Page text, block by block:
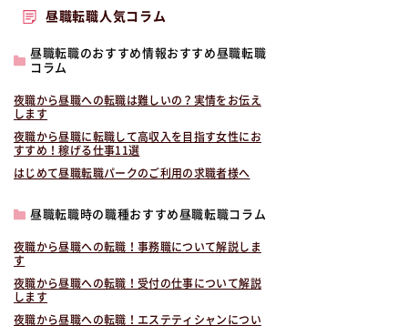
昼職転職人気コラム
昼職転職のおすすめ情報おすすめ昼職転職
コラム
夜職から昼職への転職は難しいの？実情をお伝え
します
夜職から昼職に転職して高収入を目指す女性にお
すすめ！稼げる仕事11選
はじめて昼職転職パークのご利用の求職者様へ
昼職転職時の職種おすすめ昼職転職コラム
夜職から昼職への転職！事務職について解説しま
す
夜職から昼職への転職！受付の仕事について解説
します
夜職から昼職への転職！エステティシャンについ